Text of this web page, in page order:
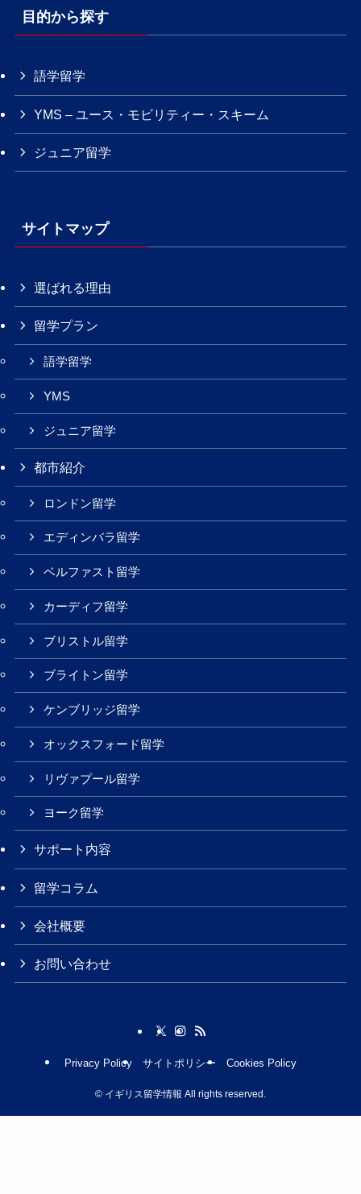
目的から探す
語学留学
YMS – ユース・モビリティー・スキーム
ジュニア留学
サイトマップ
選ばれる理由
留学プラン
語学留学
YMS
ジュニア留学
都市紹介
ロンドン留学
エディンバラ留学
ベルファスト留学
カーディフ留学
ブリストル留学
ブライトン留学
ケンブリッジ留学
オックスフォード留学
リヴァプール留学
ヨーク留学
サポート内容
留学コラム
会社概要
お問い合わせ
Privacy Policy サイトポリシー Cookies Policy
© イギリス留学情報 All rights reserved.